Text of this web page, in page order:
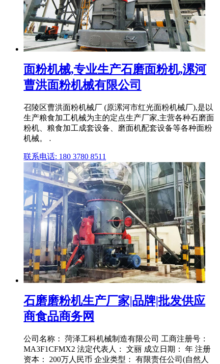
面粉机械,专业生产石磨面粉机,漯河
曹洪面粉机械有限公司
召陵区曹洪面粉机械厂 (原漯河市红光面粉机械厂),是以
生产粮食加工机械为主的定点生产厂家,主营各种石磨面
粉机、粮食加工成套设备、磨面机配套设备等各种面粉
机械。 .
联系电话: 180 3780 8511
石磨磨粉机生产厂家|品牌|批发供应
商食品商务网
公司名称： 菏泽工科机械制造有限公司 工商注册号：
MA3F1CFMX2 法定代表人： 文丽 成立日期： 年 注册
资本： 200万人民币 企业类型： 有限责任公司(自然人